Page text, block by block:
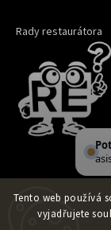
Tento web používá
vyjadřujete
Rady restaurátora